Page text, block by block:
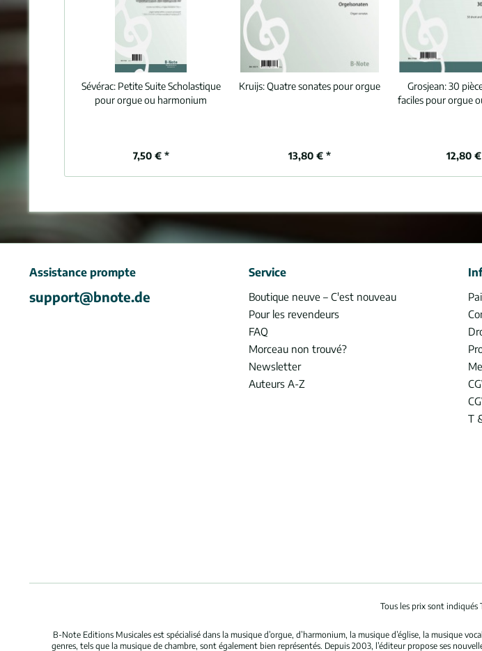
Sévérac: Petite Suite Scholastique
pour orgue ou harmonium
7,50 € *
Kruijs:Quatre sonates pour orgue
13,80 € *
Grosjean:30
faciles pour orgue
12,80
Assistance prompte
support@bnote.de
Service
Boutique neuve – C'est nouveau
Pour les revendeurs
FAQ
Morceau non trouvé?
Newsletter
Auteurs A-Z
T
Tous les prix sont indiqués
B-Note Editions Musicales est spécialisé dans la musique d’orgue, d’harmonium, la musique d’église, la musique
genres, tels que la musique de chambre, sont également bien représentés. Depuis 2003, l’éditeur propose ses